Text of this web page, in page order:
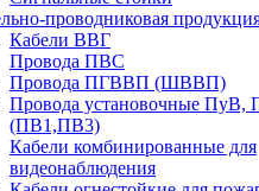
проводниковая
Кабели ВВГ
Провода ПВС
Провода ПГВВП (ШВВП)
Провода установочные ПуВ,
(ПВ1,ПВ3)
Кабели комбинированные для
видеонаблюдения